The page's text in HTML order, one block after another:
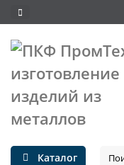
Каталог